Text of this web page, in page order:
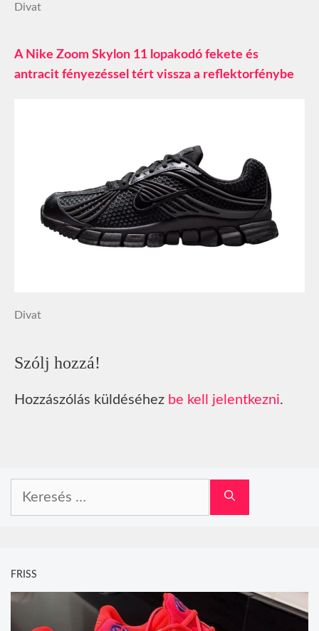
Divat
A Nike Zoom Skylon 11 lopakodó fekete és
antracit fényezéssel tért vissza a reflektorfénybe
Divat
Szólj hozzá!
Hozzászólás küldéséhez be kell jelentkezni.
FRISS